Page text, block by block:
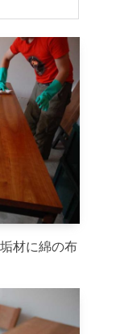
材に綿の布